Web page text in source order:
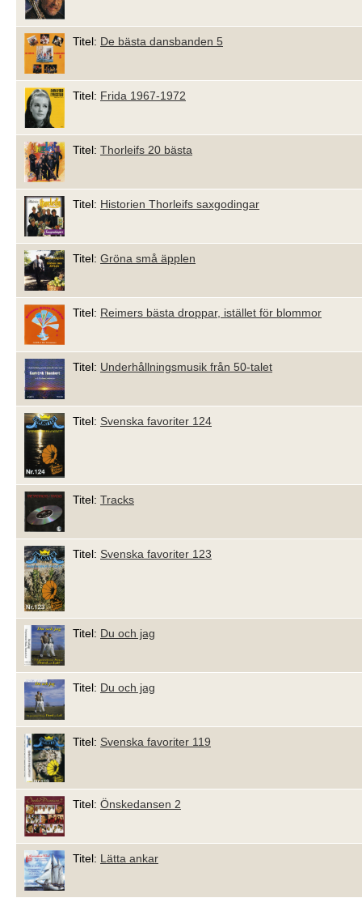
Titel: De bästa dansbanden 5
Titel: Frida 1967-1972
Titel: Thorleifs 20 bästa
Titel: Historien Thorleifs saxgodingar
Titel: Gröna små äpplen
Titel: Reimers bästa droppar, istället för blommor
Titel: Underhållningsmusik från 50-talet
Titel: Svenska favoriter 124
Titel: Tracks
Titel: Svenska favoriter 123
Titel: Du och jag
Titel: Du och jag
Titel: Svenska favoriter 119
Titel: Önskedansen 2
Titel: Lätta ankar